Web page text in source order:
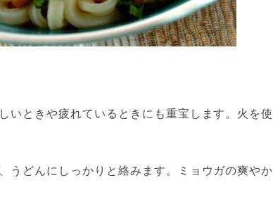
いときや疲れているときにも重宝します。火を使
うどんにしっかりと絡みます。ミョウガの爽やか